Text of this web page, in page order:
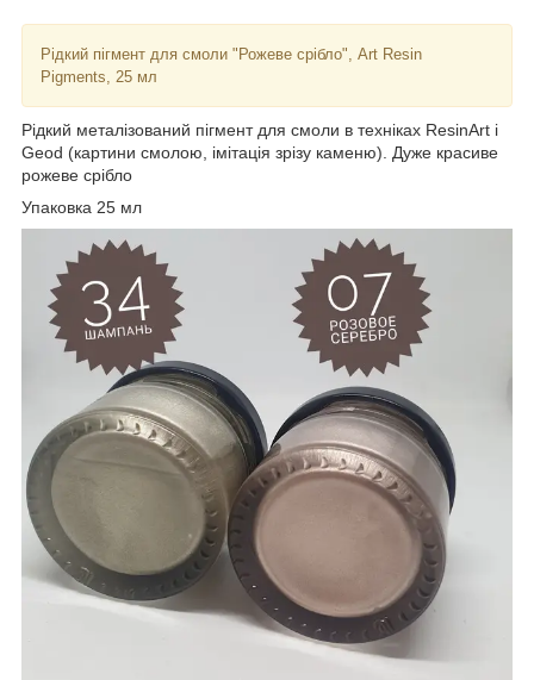
Рідкий пігмент для смоли "Рожеве срібло", Art Resin
Pigments, 25 мл
Рідкий металізований пігмент для смоли в техніках ResinArt і
Geod (картини смолою, імітація зрізу каменю). Дуже красиве
рожеве срібло
Упаковка 25 мл